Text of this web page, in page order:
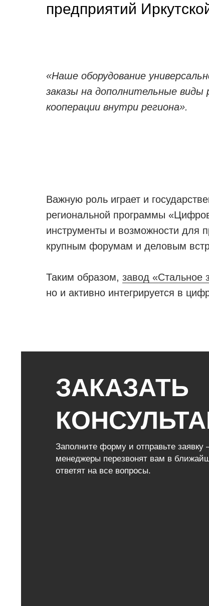
предприятий
«Наше оборудование
заказы на дополнительные
кооперации внутри региона».
Важную роль играет и
региональной программы
инструменты и возможности для
крупным форумам и деловым
Таким образом, завод «Стальное
но и активно интегрируется в
ЗАКАЗАТЬ
Заполните форму и отправьте заявку
менеджеры перезвонят вам в
ответят на все вопросы.